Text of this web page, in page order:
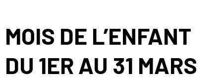
MOIS DE L’ENFANT
DU 1ER AU 31 MARS